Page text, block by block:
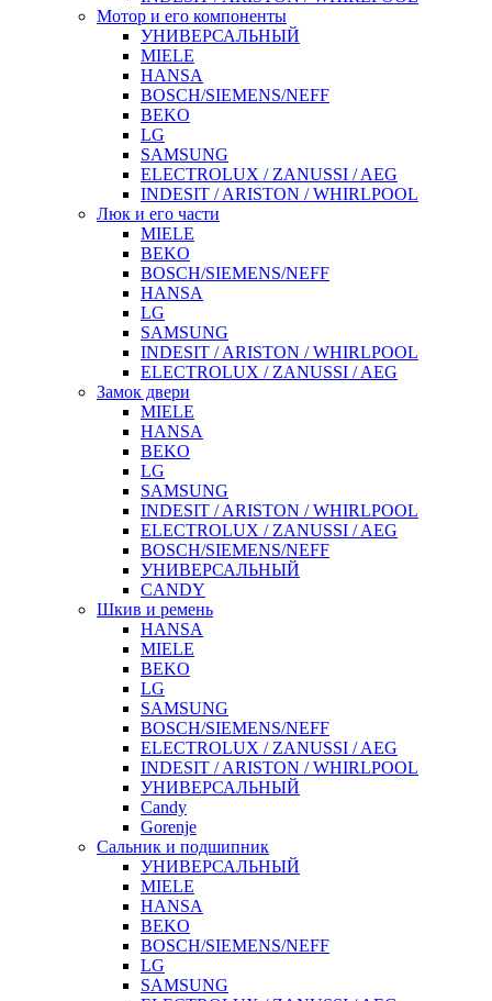
Мотор и его компоненты
УНИВЕРСАЛЬНЫЙ
MIELE
HANSA
BOSCH/SIEMENS/NEFF
BEKO
LG
SAMSUNG
ELECTROLUX / ZANUSSI / AEG
INDESIT / ARISTON / WHIRLPOOL
Люк и его части
MIELE
BEKO
BOSCH/SIEMENS/NEFF
HANSA
LG
SAMSUNG
INDESIT / ARISTON / WHIRLPOOL
ELECTROLUX / ZANUSSI / AEG
Замок двери
MIELE
HANSA
BEKO
LG
SAMSUNG
INDESIT / ARISTON / WHIRLPOOL
ELECTROLUX / ZANUSSI / AEG
BOSCH/SIEMENS/NEFF
УНИВЕРСАЛЬНЫЙ
CANDY
Шкив и ремень
HANSA
MIELE
BEKO
LG
SAMSUNG
BOSCH/SIEMENS/NEFF
ELECTROLUX / ZANUSSI / AEG
INDESIT / ARISTON / WHIRLPOOL
УНИВЕРСАЛЬНЫЙ
Candy
Gorenje
Сальник и подшипник
УНИВЕРСАЛЬНЫЙ
MIELE
HANSA
BEKO
BOSCH/SIEMENS/NEFF
LG
SAMSUNG